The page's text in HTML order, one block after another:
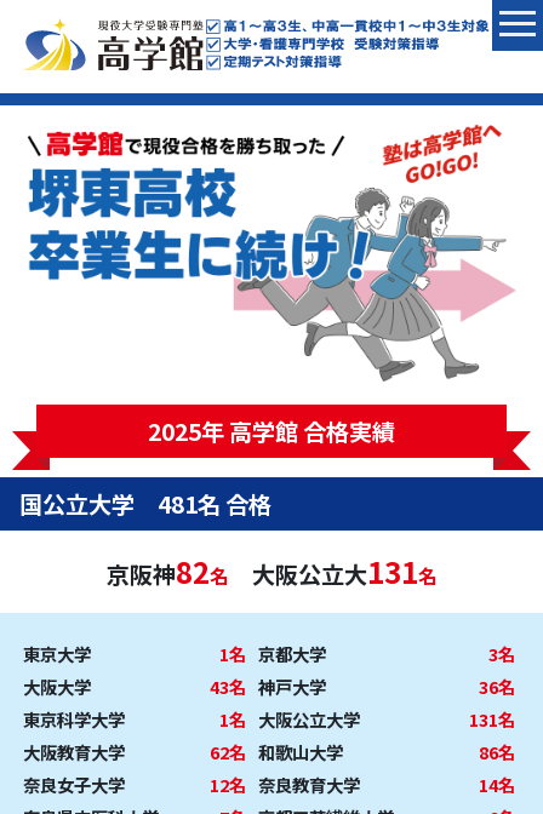
2025年 高学館 合格実績
国公立大学 481名 合格
京阪神82名 大阪公立大131名
東京大学 1名 京都大学
3名
大阪大学
43名 神戸大学
36名
東京科学大学
1名 大阪公立大学
131名
大阪教育大学
62名 和歌山大学
86名
奈良女子大学
12名 奈良教育大学
14名